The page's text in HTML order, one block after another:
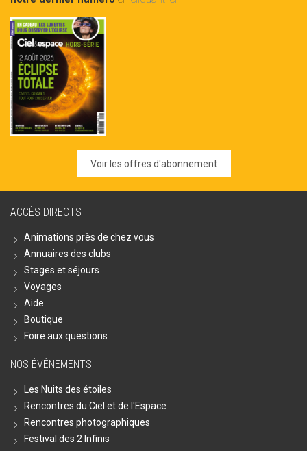
Voir les offres d'abonnement
ACCÈS DIRECTS
Animations près de chez vous
Annuaires des clubs
Stages et séjours
Voyages
Aide
Boutique
Foire aux questions
NOS ÉVÉNEMENTS
Les Nuits des étoiles
Rencontres du Ciel et de l'Espace
Rencontres photographiques
Festival des 2 Infinis